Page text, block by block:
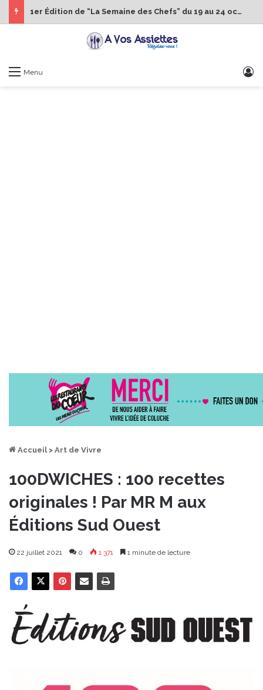
1er Édition de “La Semaine des Chefs” du 19 au 24 octobre 2026
Menu
Accueil > Art de Vivre
100DWICHES : 100 recettes
originales ! Par MR M aux
Éditions Sud Ouest
22 juillet 2021 0 1 371 1 minute de lecture